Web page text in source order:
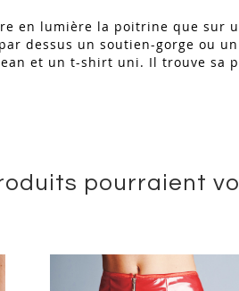
en lumière la poitrine que sur
dessus un soutien-gorge ou
et un t-shirt uni. Il trouve sa
pourraient